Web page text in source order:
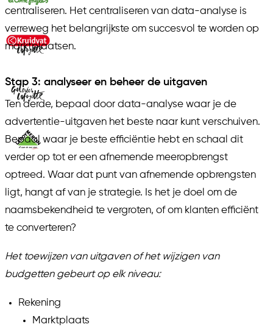
centraliseren. Het centraliseren van data-analyse is
verreweg het belangrijkste om succesvol te worden op
marktplaatsen.
Stap 3: analyseer en beheer de uitgaven
Ten derde, bepaal door data-analyse waar je de
advertentie-uitgaven het beste naar kunt verschuiven.
Bepaal waar je beste efficiëntie hebt en schaal dit
verder op tot er een afnemende meeropbrengst
optreed. Waar dat punt van afnemende opbrengsten
ligt, hangt af van je strategie. Is het je doel om de
naamsbekendheid te vergroten, of om klanten efficiënt
te converteren?
Het toewijzen van uitgaven of het wijzigen van
budgetten gebeurt op elk niveau:
Rekening
Marktplaats